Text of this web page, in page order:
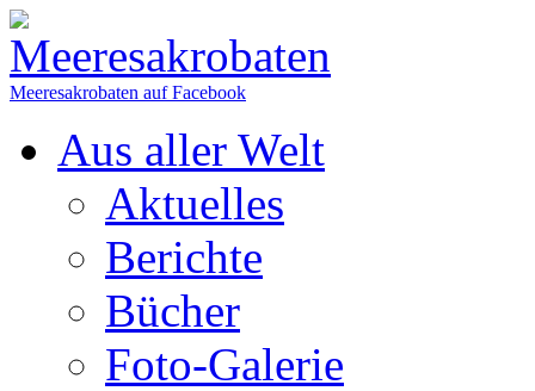
Meeresakrobaten auf Facebook
Aus aller Welt
Aktuelles
Berichte
Bücher
Foto-Galerie